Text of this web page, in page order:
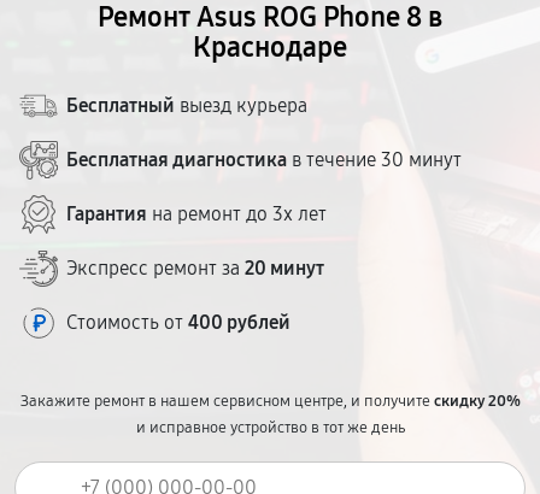
Ремонт Asus ROG Phone 8 в
Краснодаре
Бесплатный выезд курьера
Бесплатная диагностика в течение 30 минут
Гарантия на ремонт до 3х лет
Экспресс ремонт за 20 минут
Стоимость от 400 рублей
Закажите ремонт в нашем сервисном центре, и получитескидку 20%
и исправное устройство в тот же день